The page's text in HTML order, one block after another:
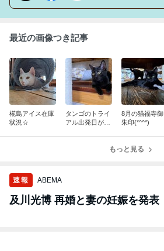
最近の画像つき記事
椛島アイス在庫
状況☆
タンゴのトライ
アル出発日が決
8月の猫福寺御
朱印(*^^*)
もっと見る
速報 ABEMA
及川光博 再婚と妻の妊娠を発表